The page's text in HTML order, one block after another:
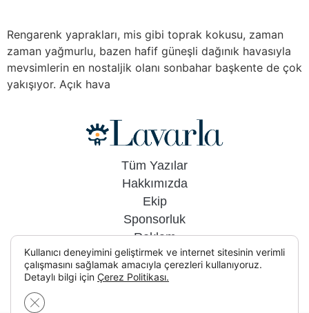
Rengarenk yaprakları, mis gibi toprak kokusu, zaman
zaman yağmurlu, bazen hafif güneşli dağınık havasıyla
mevsimlerin en nostaljik olanı sonbahar başkente de çok
yakışıyor. Açık hava
Tüm Yazılar
Hakkımızda
Ekip
Sponsorluk
Reklam
İletişim
Kullanıcı deneyimini geliştirmek ve internet sitesinin verimli
çalışmasını sağlamak amacıyla çerezleri kullanıyoruz.
Detaylı bilgi için Çerez Politikası.
GDPR çerez şeridini kapat